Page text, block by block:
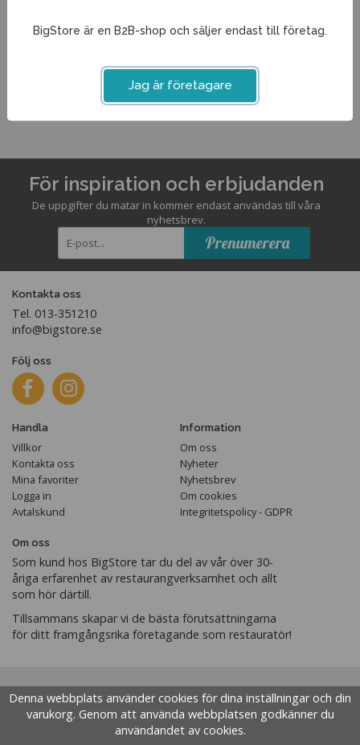
Artikelnummer:
För inspiration och erbjudanden
De uppgifter du matar in kommer endast användas till våra
nyhetsbrev.
Prenumerera
Kontakta oss
Tel. 013-351210
info@bigstore.se
Följ oss
Handla
Villkor
Kontakta oss
Mina favoriter
Logga in
Avtalskund
Information
Om oss
Nyheter
Nyhetsbrev
Om cookies
Integritetspolicy - GDPR
Om oss
Som kund hos BigStore tar du del av vår över 30-
åriga erfarenhet av restaurangverksamhet och allt
som hör därtill.
Tillsammans skapar vi de bästa förutsättningarna
för ditt framgångsrika företagande som restauratör!
Denna webbplats använder cookies för dina inställningar och din
varukorg. Genom att använda webbplatsen godkänner du
användandet av cookies.
BigStore är en B2B-shop och säljer endast till företag.
Jag är företagare